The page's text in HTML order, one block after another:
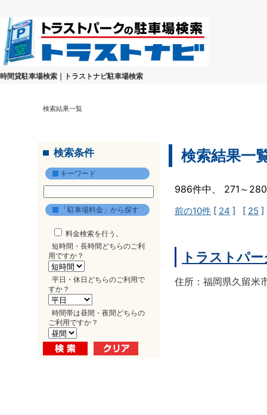
時間貸駐車場検索｜トラストナビ駐車場検索
検索結果一覧
検索条件
キーワード
「駐車場料金」から探す
料金検索を行う。
短時間・長時間どちらのご利
用ですか？
平日・休日どちらのご利用で
すか？
時間帯は昼間・夜間どちらの
ご利用ですか？
検索結果一
986件中、 271～
前の10件 [ 24 ] [ 25
トラストパ
住所：福岡県久留米